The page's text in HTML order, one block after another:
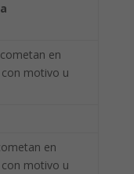
en
motivo u
en
motivo u